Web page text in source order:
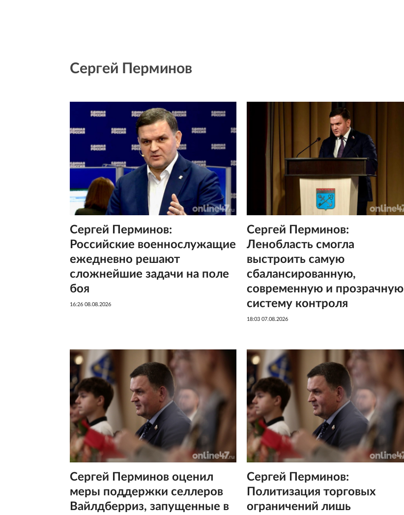
Сергей Перминов
Сергей Перминов:
Российские военнослужащие
ежедневно решают
сложнейшие задачи на поле
боя
16:26 08.08.2026
Сергей Перминов:
Ленобласть смогла
выстроить самую
сбалансированную,
современную и прозрачную
систему контроля
18:03 07.08.2026
Сергей Перминов оценил
меры поддержки селлеров
Вайлдберриз, запущенные в
Сергей Перминов:
Политизация торговых
ограничений лишь